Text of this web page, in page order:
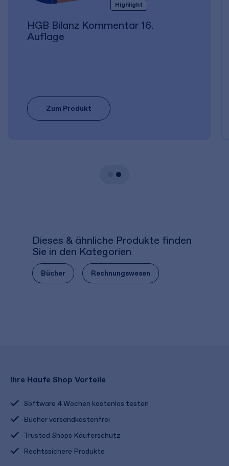
Highlight
HGB Bilanz Kommentar 16.
Auflage
Zum Produkt
Dieses & ähnliche Produkte finden
Sie in den Kategorien
Bücher Rechnungswesen
Ihre Haufe Shop Vorteile
Software 4 Wochen kostenlos testen
Bücher versandkostenfrei
Trusted Shops Käuferschutz
Rechtssichere Produkte